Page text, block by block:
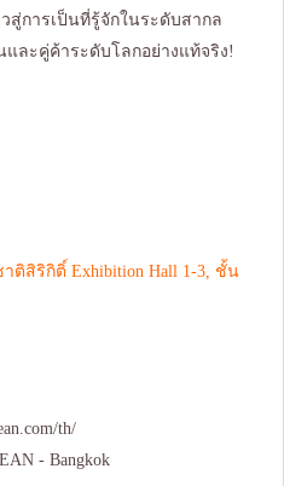
การเป็นที่รู้จักในระดับสากล
ละคู่ค้าระดับโลกอย่างแท้จริง!
สิริกิติ์ Exhibition Hall 1-3, ชั้น
th/
- Bangkok